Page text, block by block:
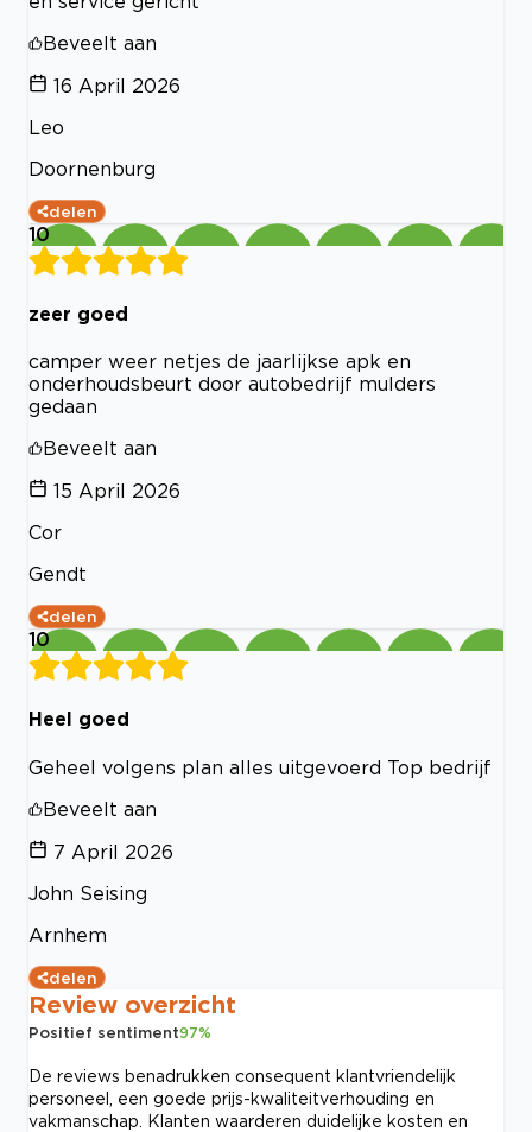
Beveelt aan
16 April 2026
Leo
Doornenburg
delen
10
zeer goed
camper weer netjes de jaarlijkse apk en
onderhoudsbeurt door autobedrijf mulders
gedaan
Beveelt aan
15 April 2026
Cor
Gendt
delen
10
Heel goed
Geheel volgens plan alles uitgevoerd Top bedrijf
Beveelt aan
7 April 2026
John Seising
Arnhem
delen
Review overzicht
Positief sentiment97%
De reviews benadrukken consequent klantvriendelijk
personeel, een goede prijs-kwaliteitverhouding en
vakmanschap. Klanten waarderen duidelijke kosten en